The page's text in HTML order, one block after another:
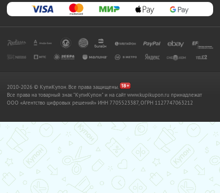
2010-2026 © КупиКупон. Все права защищены.
Все права на товарный знак "КупиКупон" и на сайт www.kupikupon.ru принадлежат
OOO «Агентство цифровых решений» ИНН 7705523387, ОГРН 1127747063212